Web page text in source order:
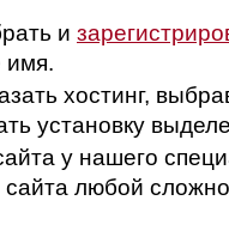
и
имя.
хостинг,
установку
у нашего
любой